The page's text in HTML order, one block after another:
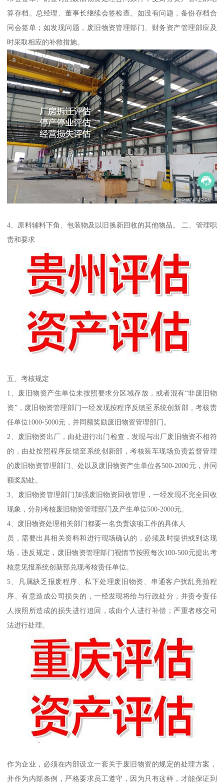
算存档。总经理、董事长继续会签检查。如没有问题，备份存档合
同会签单；如发现问题，废旧物资管理部门、财务资产管理部应及
时采取相应的补救措施。
4、原料辅料下角、包装物及以旧换新回收的其他物品。 二、管理职
责和要求
五、考核规定
1、废旧物资产生单位未按照要求分区域存放，或者混有“非废旧物
资”，废旧物资管理部门一经发现按程序反馈至系统创新部，考核责
任单位1000-5000元，并同额奖励废旧物资管理部门。
2、废旧物资出厂，由处进行出门检查，发现与出厂废旧物资不相符
的，由处按照程序反馈至系统创新部，考核装车现场负责监督管理
的废旧物资管理部门、处以及废旧物资产生单位各500-2000元，并同
额奖励处。
3、废旧物资管理部门加强废旧物资回收管理，一经发现不完全回收
现象，分别考核废旧物资管理部门及产生单位500-2000元。
4、废旧物资处理相关部门都要一名负责该项工作的具体人
员，需要出具相关资料和进行现场确认的，必须及时提供或到达现
场，违反规定，废旧物资管理部门视情节按照每次100-500元提出考
核意见报系统创新部兑现考核责任单位。
5、凡属缺乏报废程序、私下处理废旧物资、串通客户扰乱竟拍程
序、有意造成公司损失的，一经发现将给与行政处分，并责令责任
人按照所造成的损失进行追回，或由个人进行补偿；严重者移交司
法进行处理。
作为企业，必须在内部设立一套关于废旧物资的规定的处理方案，
并作为内部条例，严格要求员工遵守，因为只有这样，才能保证到